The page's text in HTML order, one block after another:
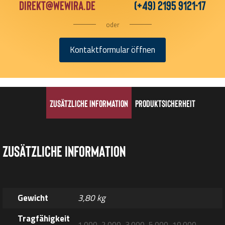
direkt@wewira.de (+49) 2195 9121-17
oder
Kontaktformular öffnen
Zusätzliche Information Produktsicherheit
Zusätzliche Information
Gewicht
3,80 kg
Tragfähigkeit